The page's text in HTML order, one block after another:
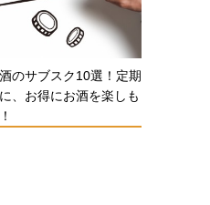
のサブスク10選！定期
、お得にお酒を楽しも